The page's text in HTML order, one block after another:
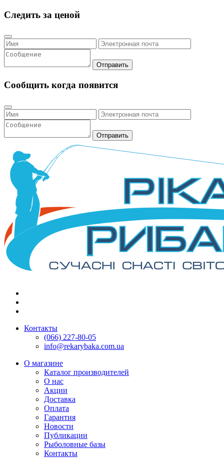
Следить за ценой
Отправить
Сообщить когда появится
Отправить
Контакты
(066) 227-80-05
info@rekarybaka.com.ua
О магазине
Каталог производителей
О нас
Акции
Доставка
Оплата
Гарантия
Новости
Публикации
Рыболовные базы
Контакты